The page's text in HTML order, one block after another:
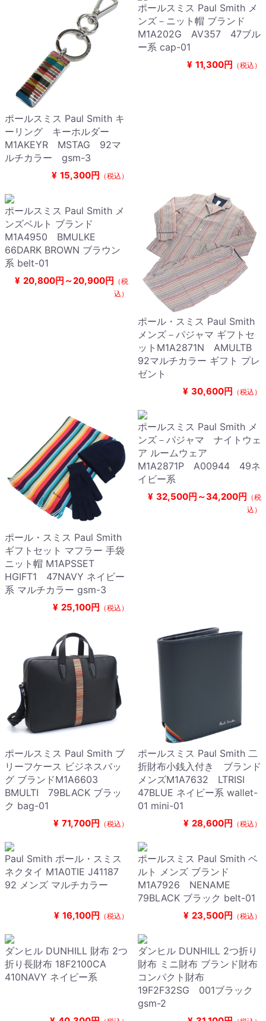
ポールスミス Paul Smith キ
ーリング キーホルダー
M1AKEYR MSTAG 92マ
ルチカラー gsm-3
¥ 15,300円 （税込）
ポールスミス Paul Smith メ
ンズ－ニット帽 ブランド
M1A202G AV357 47ブル
ー系 cap-01
¥ 11,300円 （税込）
ポールスミス Paul Smith メ
ンズベルト ブランド
M1A4950 BMULKE
66DARK BROWN ブラウン
系 belt-01
¥ 20,800円～20,900円 （税
込）
ポール・スミス Paul Smith
メンズ－パジャマ ギフトセ
ットM1A2871N AMULTB
92マルチカラー ギフト プレ
ゼント
¥ 30,600円 （税込）
ポール・スミス Paul Smith
ギフトセット マフラー 手袋
ニット帽 M1APSSET
HGIFT1 47NAVY ネイビー
系 マルチカラー gsm-3
¥ 25,100円 （税込）
ポールスミス Paul Smith メ
ンズ－パジャマ ナイトウェ
ア ルームウェア
M1A2871P A00944 49ネ
イビー系
¥ 32,500円～34,200円 （税
込）
ポールスミス Paul Smith ブ
リーフケース ビジネスバッ
グ ブランドM1A6603
BMULTI 79BLACK ブラッ
ク bag-01
¥ 71,700円 （税込）
ポールスミス Paul Smith 二
折財布小銭入付き ブランド
メンズM1A7632 LTRISI
47BLUE ネイビー系 wallet-
01 mini-01
¥ 28,600円 （税込）
Paul Smith ポール・スミス
ネクタイ M1A0TIE J41187
92 メンズ マルチカラー
¥ 16,100円 （税込）
ポールスミス Paul Smith ベ
ルト メンズ ブランド
M1A7926 NENAME
79BLACK ブラック belt-01
¥ 23,500円 （税込）
ダンヒル DUNHILL 財布 2つ
折り長財布 18F2100CA
410NAVY ネイビー系
ダンヒル DUNHILL 2つ折り
財布 ミニ財布 ブランド財布
コンパクト財布
19F2F32SG 001ブラック
gsm-2